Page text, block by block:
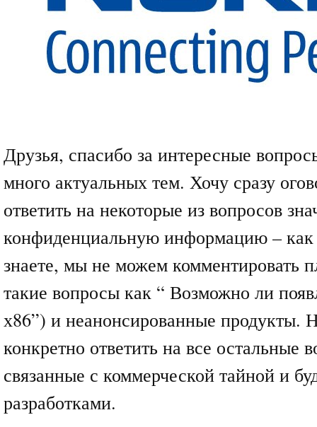
Друзья, спасибо за интересные
много актуальных тем. Хочу сразу
ответить на некоторые из вопросов
конфиденциальную информацию –
знаете, мы не можем комментировать
такие вопросы как “ Возможно ли
х86”) и неанонсированные продукты.
конкретно ответить на все остальные
связанные с коммерческой тайной и
разработками.